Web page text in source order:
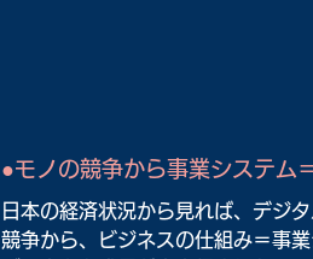
●モノの競争から事業システム
日本の経済状況から見れば、デジ
競争から、ビジネスの仕組み＝事